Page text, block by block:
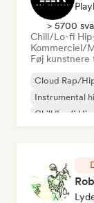
> 5700
Chill/Lo-fi
Kommerciel/
Føj kunstnere
Cloud Rap/
Instrumental
Chill/Lo-fi